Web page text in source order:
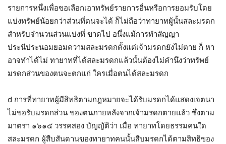
รายการหนึ่งเพื่อขอเลือกเอาทรัพย์รายการอื่นหรือการยอมรับโดย
แบ่งทรัพย์น้อยกว่าส่วนที่ตนจะได้ ก็ไม่ถือว่าทายาทผู้นั้นสละมรดก
สำหรับจำนวนส่วนแบ่งที่ ขาดไป อนึ่งแม้การทำสัญญา
ประนีประนอมยอมความสละมรดกตั้งแต่เจ้ามรดกยังไม่ตาย ก็ หา
อาจทำได้ไม่ ทายาทที่ได้สละมรดกแล้วนั้นต้องไม่คำนึงว่าทรัพย์
มรดกส่วนของตนจะตกแก่ ใครเมื่อตนได้สละมรดก
d การที่ทายาทผู้มีสิทธิตามกฎหมายจะได้รับมรดกได้แสดงเจตนา
ไม่ขอรับมรดกส่วน ของตนภายหลังจากเจ้ามรดกตายแล้ว ซึ่งตาม
มาตรา ๑๖๑๕ วรรคสอง บัญญัติว่า เมื่อ ทายาทโดยธรรมคนใด
สละมรดก ผู้สืบสันดานของทายาทคนนั้นสืบมรดกได้ตามสิทธิของ